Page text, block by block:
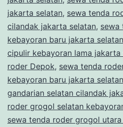
jakarta selatan, sewa tenda
cilandak jakarta selatan, sewa
kebayoran baru jakarta selatan
cipulir kebayoran lama jakarta
roder Depok, sewa tenda
kebayoran baru jakarta selatan
gandarian selatan cilandak
roder grogol selatan
sewa tenda roder grogol